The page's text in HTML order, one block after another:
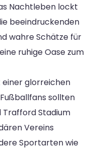
Nachtleben lockt
beeindruckenden
wahre Schätze für
ruhige Oase zum
glorreichen
sollten
Stadium
Vereins
Sportarten wie